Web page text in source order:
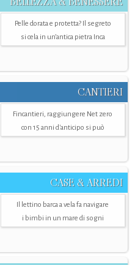
Pelle dorata e protetta? Il segreto
si cela in un’antica pietra Inca
CANTIERI
Fincantieri, raggiungere Net zero
con 15 anni d'anticipo si può
CASE & ARREDI
Il lettino barca a vela fa navigare
i bimbi in un mare di sogni